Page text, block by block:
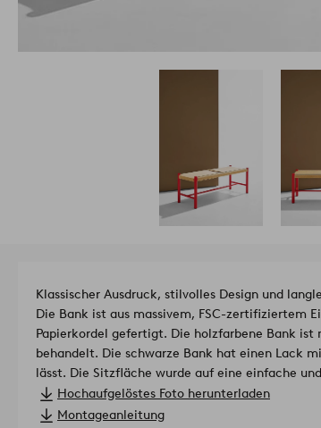
Klassischer Ausdruck, stilvolles Design und
Die Bank ist aus massivem, FSC-zertifiziertem
Papierkordel gefertigt. Die holzfarbene Bank
behandelt. Die schwarze Bank hat einen Lack
lässt. Die Sitzfläche wurde auf eine einfache
Möbelstück, das die Atmosphäre eines ganzen
Forest Stewardship Council (FSC) zertifiziert,
Hochaufgelöstes Foto herunterladen
Montageanleitung